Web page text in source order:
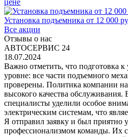
цене
Установка подъемника от 12 000
Все акции
Отзывы о нас
АВТОСЕРВИС 24
18.07.2024
Важно отметить, что подготовка
уровне: все части подъемного
проверены. Политика компании
высокого качества обслуживания.
специалисты уделили особое
электрическим системам, что
Я отправил заявку и был приятно
профессионализмом команды. Их